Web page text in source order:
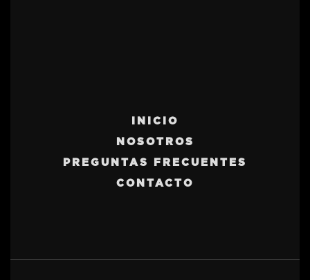
INICIO
NOSOTROS
PREGUNTAS FRECUENTES
CONTACTO